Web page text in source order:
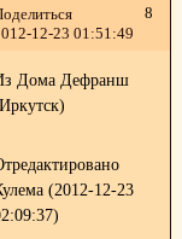
8
12-23 01:51:49
Дома Дефранш
(2012-12-23